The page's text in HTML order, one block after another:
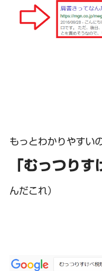
もっとわかりやすい
「むっつりす
んだこれ）